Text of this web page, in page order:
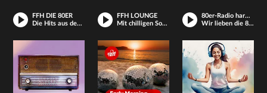
FFH DIE 80ER
Die Hits aus dem Kult-Jahrzehnt
FFH LOUNGE
Mit chilligen Sounds entspannen - Just Relax
80er-Radio harmony
Wir lieben die 80er!